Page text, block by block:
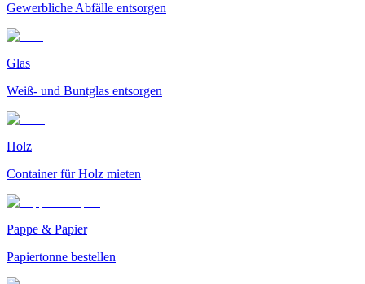
Gewerbliche Abfälle entsorgen
Glas
Weiß- und Buntglas entsorgen
Holz
Container für Holz mieten
Pappe & Papier
Papiertonne bestellen